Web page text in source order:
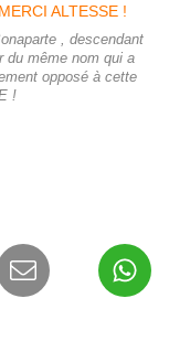
, descendant
du même nom qui a
opposé à cette
!